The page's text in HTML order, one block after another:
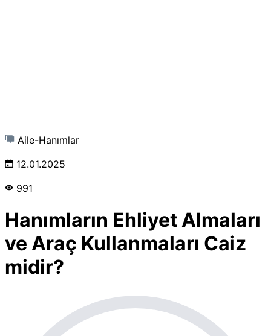
Aile-Hanımlar
12.01.2025
991
Hanımların Ehliyet Almaları
ve Araç Kullanmaları Caiz
midir?